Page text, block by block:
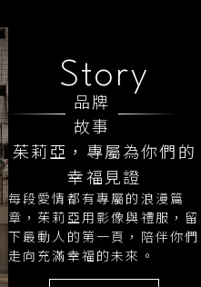
Story
品牌
故事
茱莉亞，專屬為你們的
幸福見證
每段愛情都有專屬的浪漫篇
章，茱莉亞用影像與禮服，留
下最動人的第一頁，陪伴你們
走向充滿幸福的未來。